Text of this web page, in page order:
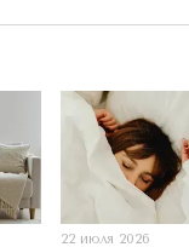
22 июля 2026